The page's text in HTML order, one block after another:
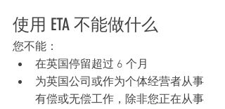
使用 ETA 不能做什么
您不能：
在英国停留超过 6 个月
为英国公司或作为个体经营者从事
有偿或无偿工作，除非您正在从事